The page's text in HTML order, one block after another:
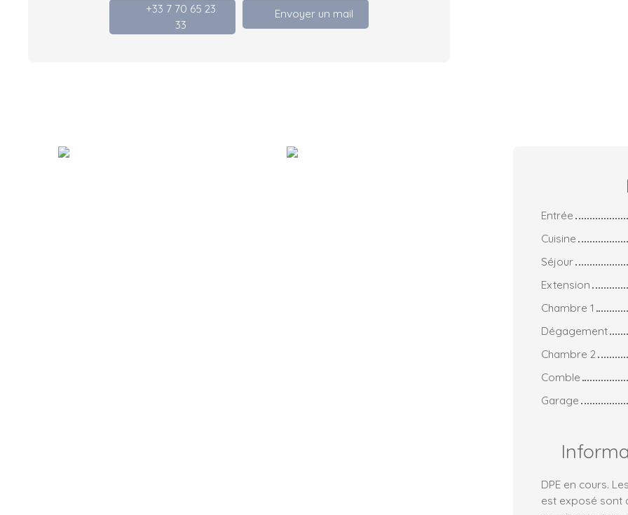
+33 7 70 65 23
33
Envoyer un mail
Entrée
Cuisine
Séjour
Extension
Chambre 1
Dégagement
Chambre 2
Comble
Garage
DPE en cours.
est exposé sont